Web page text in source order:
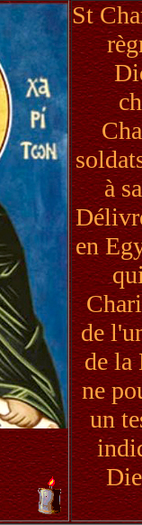
St
à
en
de
de la
ne
un